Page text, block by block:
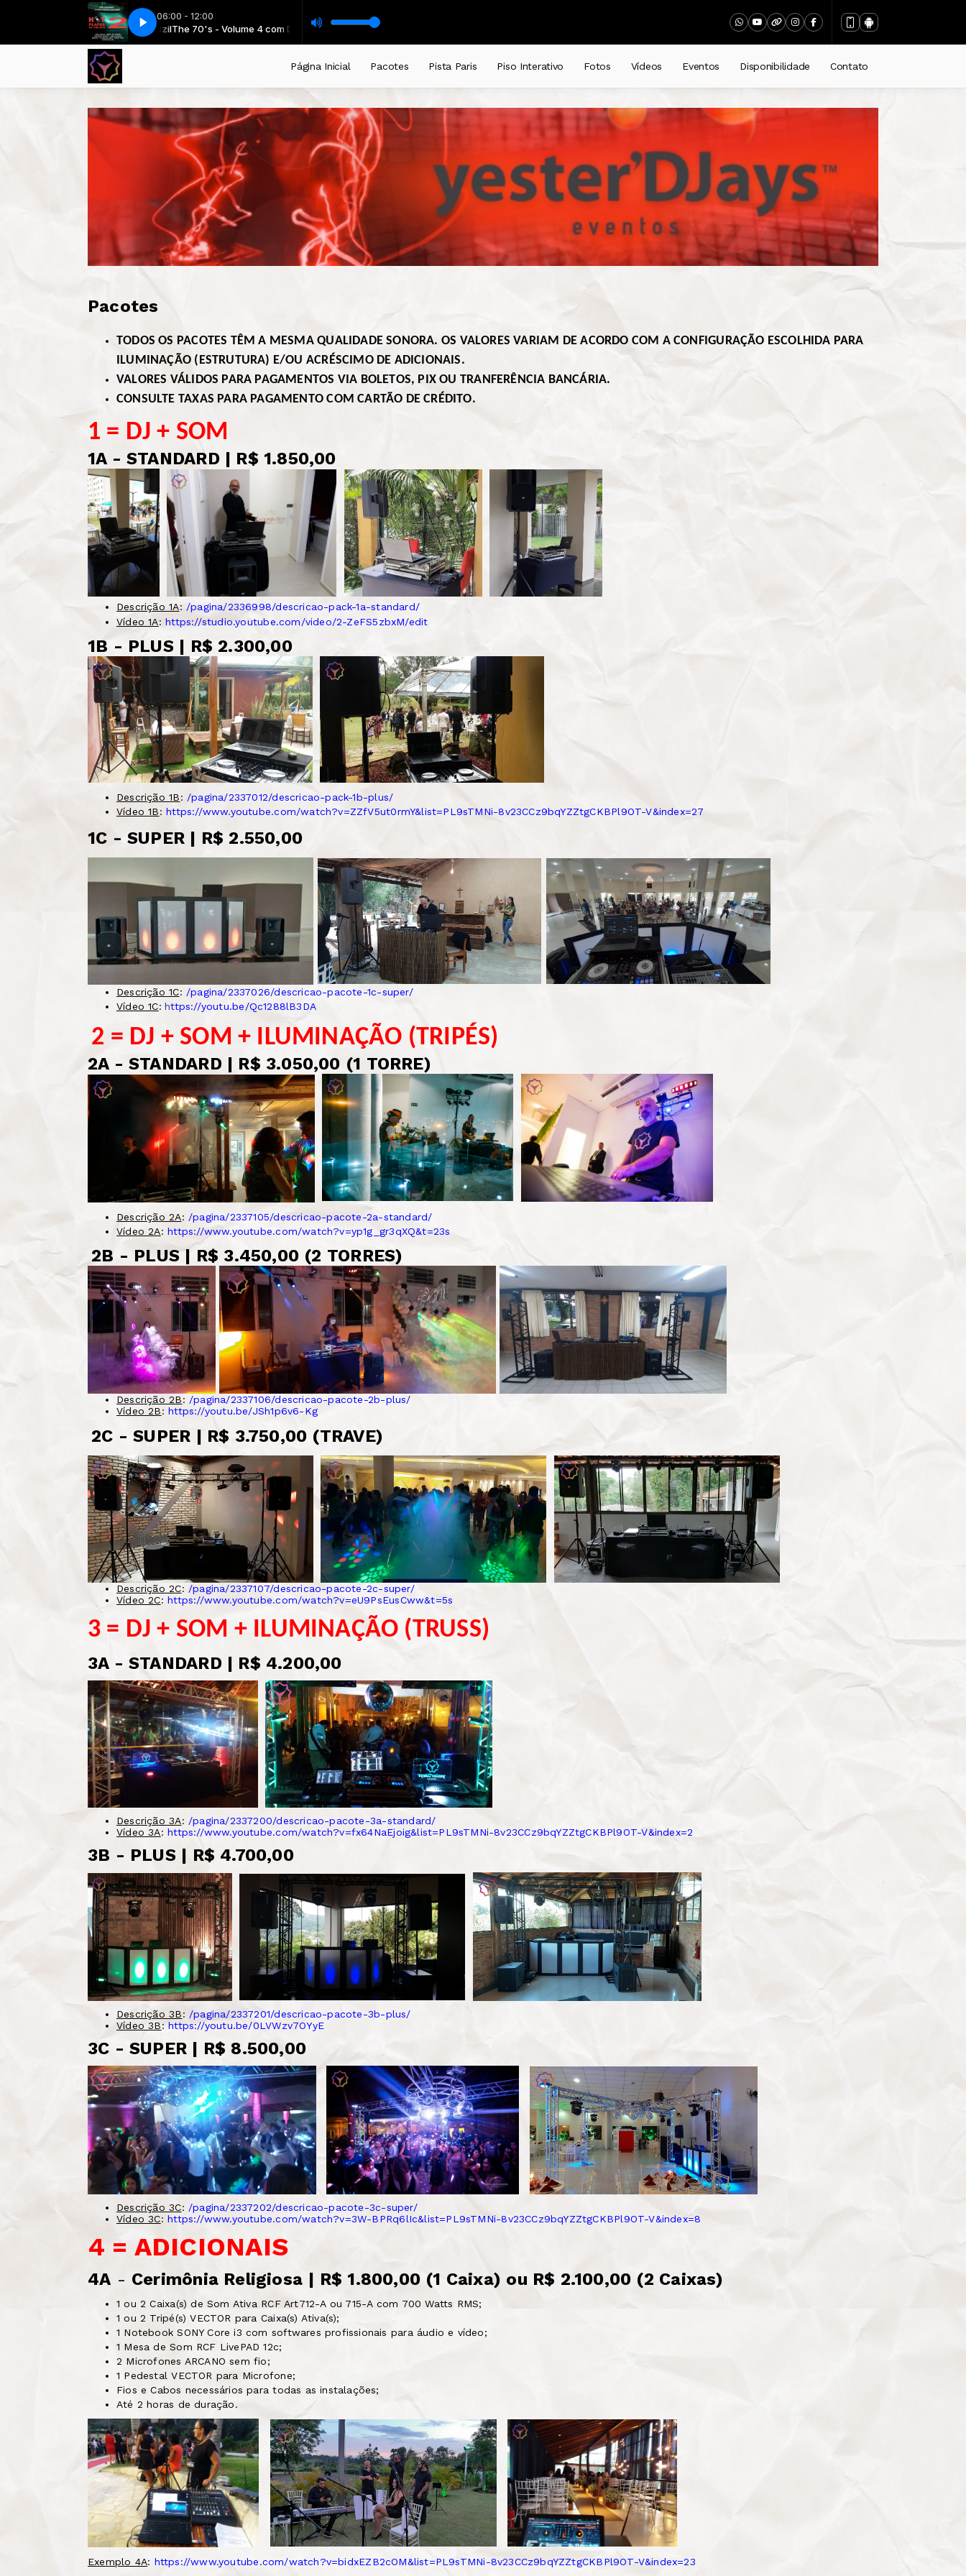
06:00 - 12:00
The 70's - Volume 4 com DJ Serginho BrazilThe 70's - Volume 4 com DJ Serginho Brazil
Jimmy Bo Horne - Spank Jimmy Bo Horne - Spank
Página Inicial Pacotes Pista Paris Piso Interativo Fotos Vídeos Eventos Disponibilidade Contato
Pacotes
TODOS OS PACOTES TÊM A MESMA QUALIDADE SONORA. OS VALORES VARIAM DE ACORDO COM A CONFIGURAÇÃO ESCOLHIDA PARA
ILUMINAÇÃO (ESTRUTURA) E/OU ACRÉSCIMO DE ADICIONAIS.
VALORES VÁLIDOS PARA PAGAMENTOS VIA BOLETOS, PIX OU TRANFERÊNCIA BANCÁRIA.
CONSULTE TAXAS PARA PAGAMENTO COM CARTÃO DE CRÉDITO.
1 = DJ + SOM
1A - STANDARD | R$ 1.850,00
Descrição 1A: /pagina/2336998/descricao-pack-1a-standard/
Vídeo 1A: https://studio.youtube.com/video/2-ZeFS5zbxM/edit
1B - PLUS | R$ 2.300,00
Descrição 1B: /pagina/2337012/descricao-pack-1b-plus/
Vídeo 1B: https://www.youtube.com/watch?v=ZZfV5ut0rmY&list=PL9sTMNi-8v23CCz9bqYZZtgCKBPl9OT-V&index=27
1C - SUPER | R$ 2.550,00
Descrição 1C: /pagina/2337026/descricao-pacote-1c-super/
Vídeo 1C: https://youtu.be/Qc1288lB3DA
2 = DJ + SOM + ILUMINAÇÃO (TRIPÉS)
2A - STANDARD | R$ 3.050,00 (1 TORRE)
Descrição 2A: /pagina/2337105/descricao-pacote-2a-standard/
Vídeo 2A: https://www.youtube.com/watch?v=yp1g_gr3qXQ&t=23s
2B - PLUS | R$ 3.450,00 (2 TORRES)
Descrição 2B: /pagina/2337106/descricao-pacote-2b-plus/
Vídeo 2B: https://youtu.be/JSh1p6v6-Kg
2C - SUPER | R$ 3.750,00 (TRAVE)
Descrição 2C: /pagina/2337107/descricao-pacote-2c-super/
Vídeo 2C:https://www.youtube.com/watch?v=eU9PsEusCww&t=5s
3 = DJ + SOM + ILUMINAÇÃO (TRUSS)
3A - STANDARD | R$ 4.200,00
Descrição 3A: /pagina/2337200/descricao-pacote-3a-standard/
Vídeo 3A:https://www.youtube.com/watch?v=fx64NaEjoig&list=PL9sTMNi-8v23CCz9bqYZZtgCKBPl9OT-V&index=2
3B - PLUS | R$ 4.700,00
Descrição 3B: /pagina/2337201/descricao-pacote-3b-plus/
Vídeo 3B: https://youtu.be/0LVWzv7OYyE
3C - SUPER | R$ 8.500,00
Descrição 3C: /pagina/2337202/descricao-pacote-3c-super/
Vídeo 3C: https://www.youtube.com/watch?v=3W-BPRq6lIc&list=PL9sTMNi-8v23CCz9bqYZZtgCKBPl9OT-V&index=8
4 = ADICIONAIS
4A - Cerimônia Religiosa | R$ 1.800,00 (1 Caixa) ou R$ 2.100,00 (2 Caixas)
1 ou 2 Caixa(s) de Som Ativa RCF Art712-A ou 715-A com 700 Watts RMS;
1 ou 2 Tripé(s) VECTOR para Caixa(s) Ativa(s);
1 Notebook SONY Core i3 com softwares profissionais para áudio e vídeo;
1 Mesa de Som RCF LivePAD 12c;
2 Microfones ARCANO sem fio;
1 Pedestal VECTOR para Microfone;
Fios e Cabos necessários para todas as instalações;
Até 2 horas de duração.
Exemplo 4A: https://www.youtube.com/watch?v=bidxEZB2cOM&list=PL9sTMNi-8v23CCz9bqYZZtgCKBPl9OT-V&index=23